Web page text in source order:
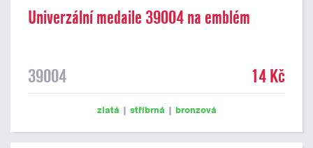
Univerzální medaile 39004 na emblém
39004 14 Kč
zlatá | stříbrná | bronzová